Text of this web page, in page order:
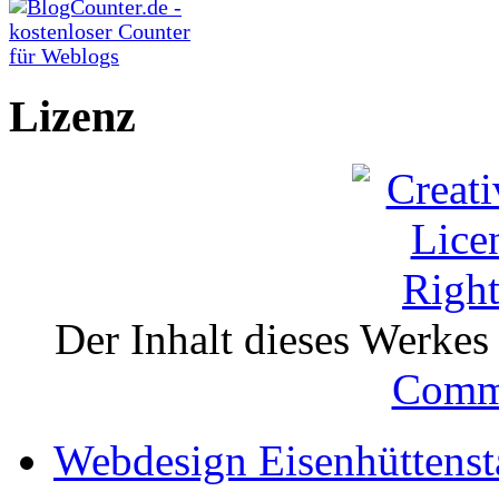
Lizenz
Der Inhalt dieses
Webdesign